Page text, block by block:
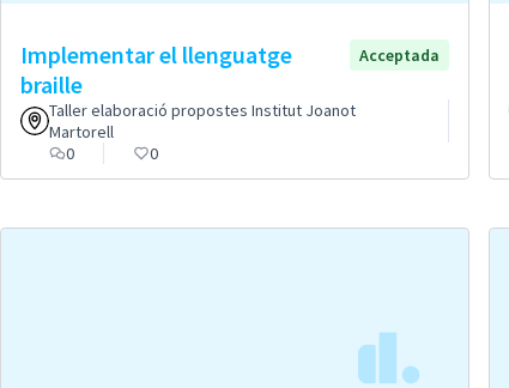
Implementar el llenguatge
braille
Acceptada
Taller elaboració propostes Institut Joanot
Martorell
0
0